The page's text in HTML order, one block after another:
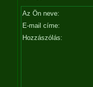
Az Ön neve:
E-mail címe:
Hozzászólás: